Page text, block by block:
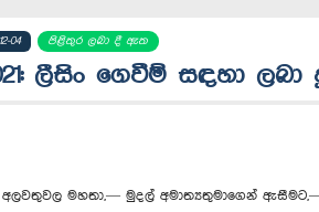
04 පිළිතුර ලබා දී ඇත
2021: ලීසිං ගෙවීම් සඳහා
මහතා,— මුදල් අමාත්‍යතුමාගෙන්